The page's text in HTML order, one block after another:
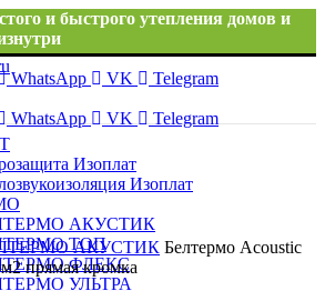
и быстрого утепления домов и
WhatsApp VK
Telegram
WhatsApp VK Telegram
Изоплат
Изоплат
АКУСТИК
ТОП
ФЛЕКС
УЛЬТРА
АКУСТИК Белтермо Acoustic
прямая кромка